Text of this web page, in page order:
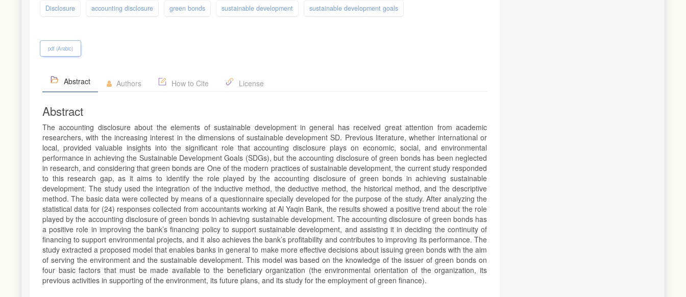
Disclosure accounting disclosure green bonds sustainable development sustainable development goals
pdf (Arabic)
Abstract Authors How to Cite License
Abstract
The accounting disclosure about the elements of sustainable development in general has received great attention from academic
researchers, with the increasing interest in the dimensions of sustainable development SD. Previous literature, whether international or
local, provided valuable insights into the significant role that accounting disclosure plays on economic, social, and environmental
performance in achieving the Sustainable Development Goals (SDGs), but the accounting disclosure of green bonds has been neglected
in research, and considering that green bonds are One of the modern practices of sustainable development, the current study responded
to this research gap, as it aims to identify the role played by the accounting disclosure of green bonds in achieving sustainable
development. The study used the integration of the inductive method, the deductive method, the historical method, and the descriptive
method. The basic data were collected by means of a questionnaire specially developed for the purpose of the study. After analyzing the
statistical data for (24) responses collected from accountants working at Al Yaqin Bank, the results showed a positive trend about the role
played by the accounting disclosure of green bonds in achieving sustainable development. The accounting disclosure of green bonds has
a positive role in improving the bank’s financing policy to support sustainable development, and assisting it in deciding the continuity of
financing to support environmental projects, and it also achieves the bank’s profitability and contributes to improving its performance. The
study extracted a proposed model that enables banks in general to make more effective decisions about issuing green bonds with the aim
of serving the environment and the sustainable development. This model was based on the knowledge of the issuer of green bonds on
four basic factors that must be made available to the beneficiary organization (the environmental orientation of the organization, its
previous activities in supporting of the environment, its future plans, and its study for the employment of green finance).